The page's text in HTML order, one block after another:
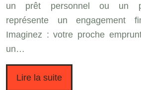
un prêt personnel ou un
représente un engagement
Imaginez : votre proche
un…
Lire la suite